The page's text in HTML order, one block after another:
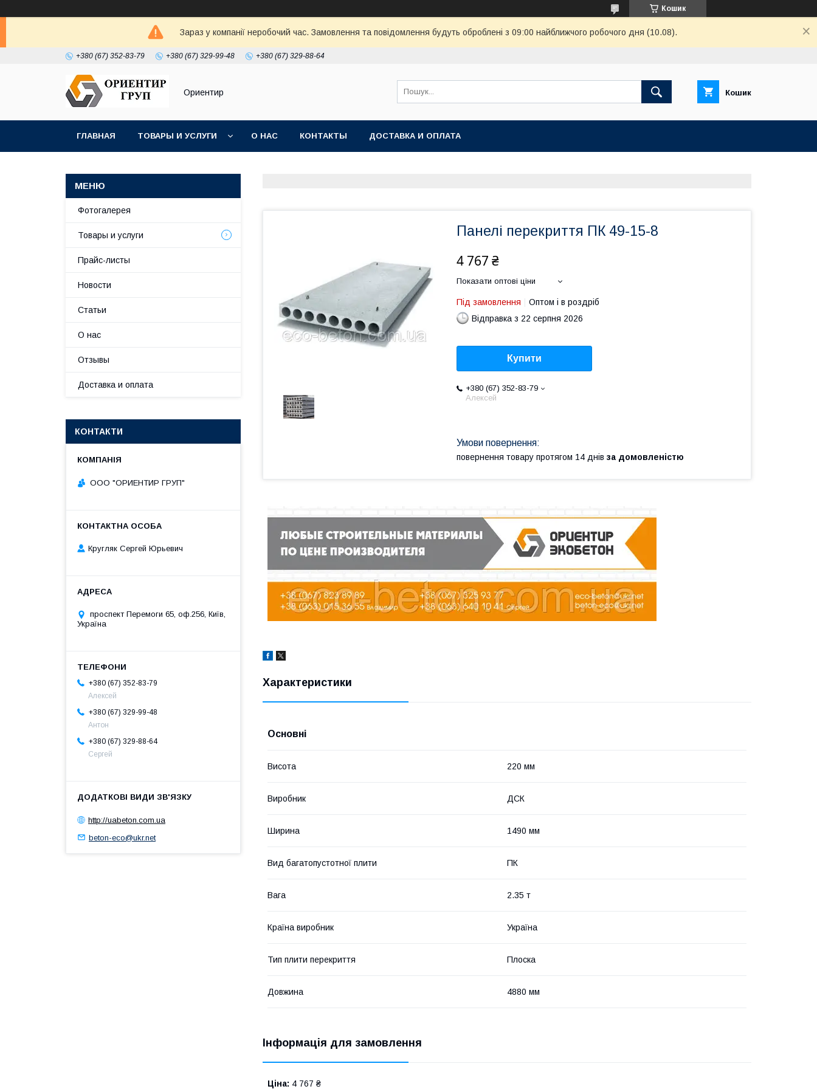
Кошик
Зараз у компанії неробочий час. Замовлення та повідомлення будуть оброблені з 09:00 найближчого робочого дня (10.08).
+380 (67) 352-83-79 +380 (67) 329-99-48 +380 (67) 329-88-64
Ориентир Кошик
ГЛАВНАЯ ТОВАРЫ И УСЛУГИ О НАС КОНТАКТЫ ДОСТАВКА И ОПЛАТА
Панелі перекриття ПК 49-15-8
4 767 ₴
Показати оптові ціни
Під замовлення
Оптом і в роздріб
Відправка з 22 серпня 2026
Купити
+380 (67) 352-83-79
Алексей
повернення товару протягом 14 днів за домовленістю
Характеристики
Основні
Висота 220 мм
Виробник ДСК
Ширина 1490 мм
Вид багатопустотної плити ПК
Вага 2.35 т
Країна виробник Україна
Тип плити перекриття Плоска
Довжина 4880 мм
Інформація для замовлення
Ціна: 4 767 ₴
Фотогалерея
Товары и услуги
Прайс-листы
Новости
Статьи
О нас
Отзывы
Доставка и оплата
КОНТАКТИ
ООО "ОРИЕНТИР ГРУП"
Кругляк Сергей Юрьевич
проспект Перемоги 65, оф.256, Київ,
Україна
+380 (67) 352-83-79
Алексей
+380 (67) 329-99-48
Антон
+380 (67) 329-88-64
Сергей
http://uabeton.com.ua
beton-eco@ukr.net